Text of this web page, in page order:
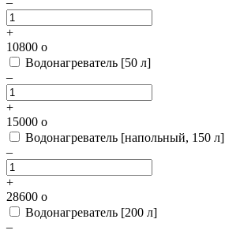
+
10800 o
Водонагреватель [50 л]
–
+
15000 o
Водонагреватель [напольный, 150 л]
–
+
28600 o
Водонагреватель [200 л]
–